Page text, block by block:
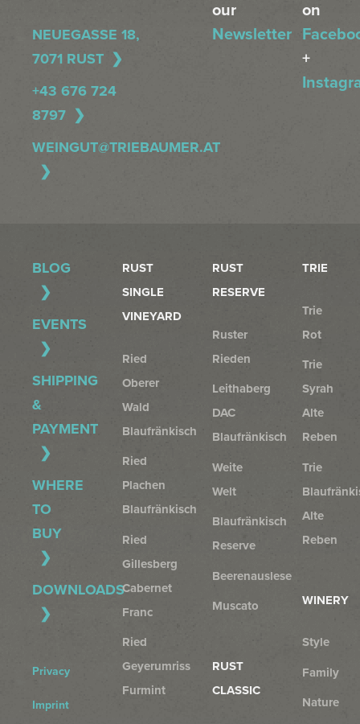
NEUEGASSE 18,
7071 RUST
+43 676 724
8797
WEINGUT@TRIEBAUMER.AT
our
Newsletter
on
+
BLOG
EVENTS
SHIPPING
&
PAYMENT
WHERE
TO
BUY
DOWNLOADS
Privacy
Imprint
RUST
SINGLE
VINEYARD
Ried
Oberer
Wald
Blaufränkisch
Ried
Plachen
Blaufränkisch
Ried
Gillesberg
Cabernet
Franc
Ried
Geyerumriss
Furmint
RUST
RESERVE
Ruster
Rieden
Leithaberg
DAC
Blaufränkisch
Weite
Welt
Blaufränkisch
Reserve
Beerenauslese
Muscato
RUST
CLASSIC
TRIE
Trie
Rot
Trie
Syrah
Alte
Reben
Trie
Alte
Reben
WINERY
Style
Family
Nature